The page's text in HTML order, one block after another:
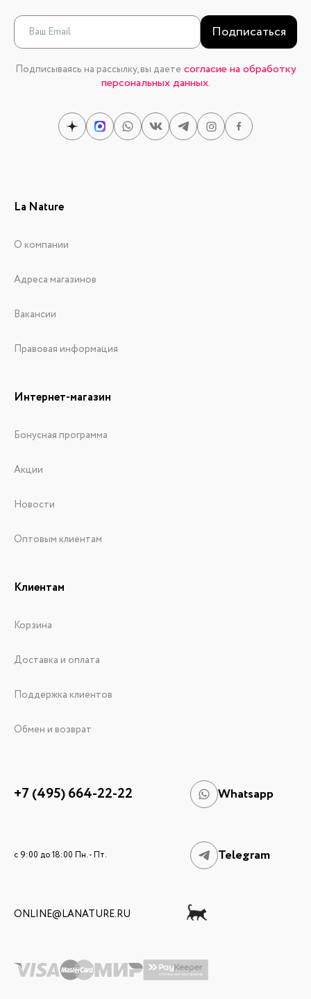
Подписаться
Подписываясь на рассылку, вы даете согласие на обработку
персональных данных.
La Nature
О компании
Адреса магазинов
Вакансии
Правовая информация
Интернет-магазин
Бонусная программа
Акции
Новости
Оптовым клиентам
Клиентам
Корзина
Доставка и оплата
Поддержка клиентов
Обмен и возврат
+7 (495) 664-22-22 Whatsapp
c 9:00 до 18:00 Пн. - Пт. Telegram
ONLINE@LANATURE.RU